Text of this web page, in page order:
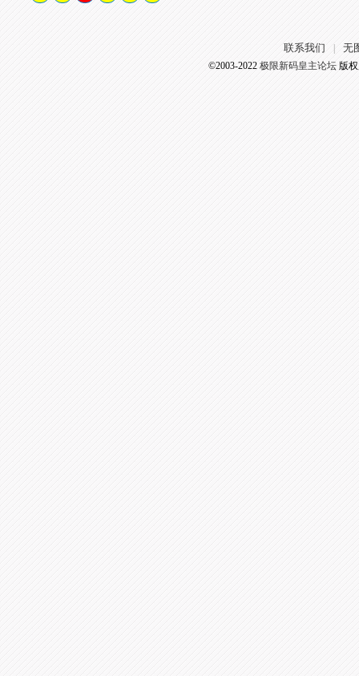
联系我们 无
©2003-2022 极限新码皇主论坛版权